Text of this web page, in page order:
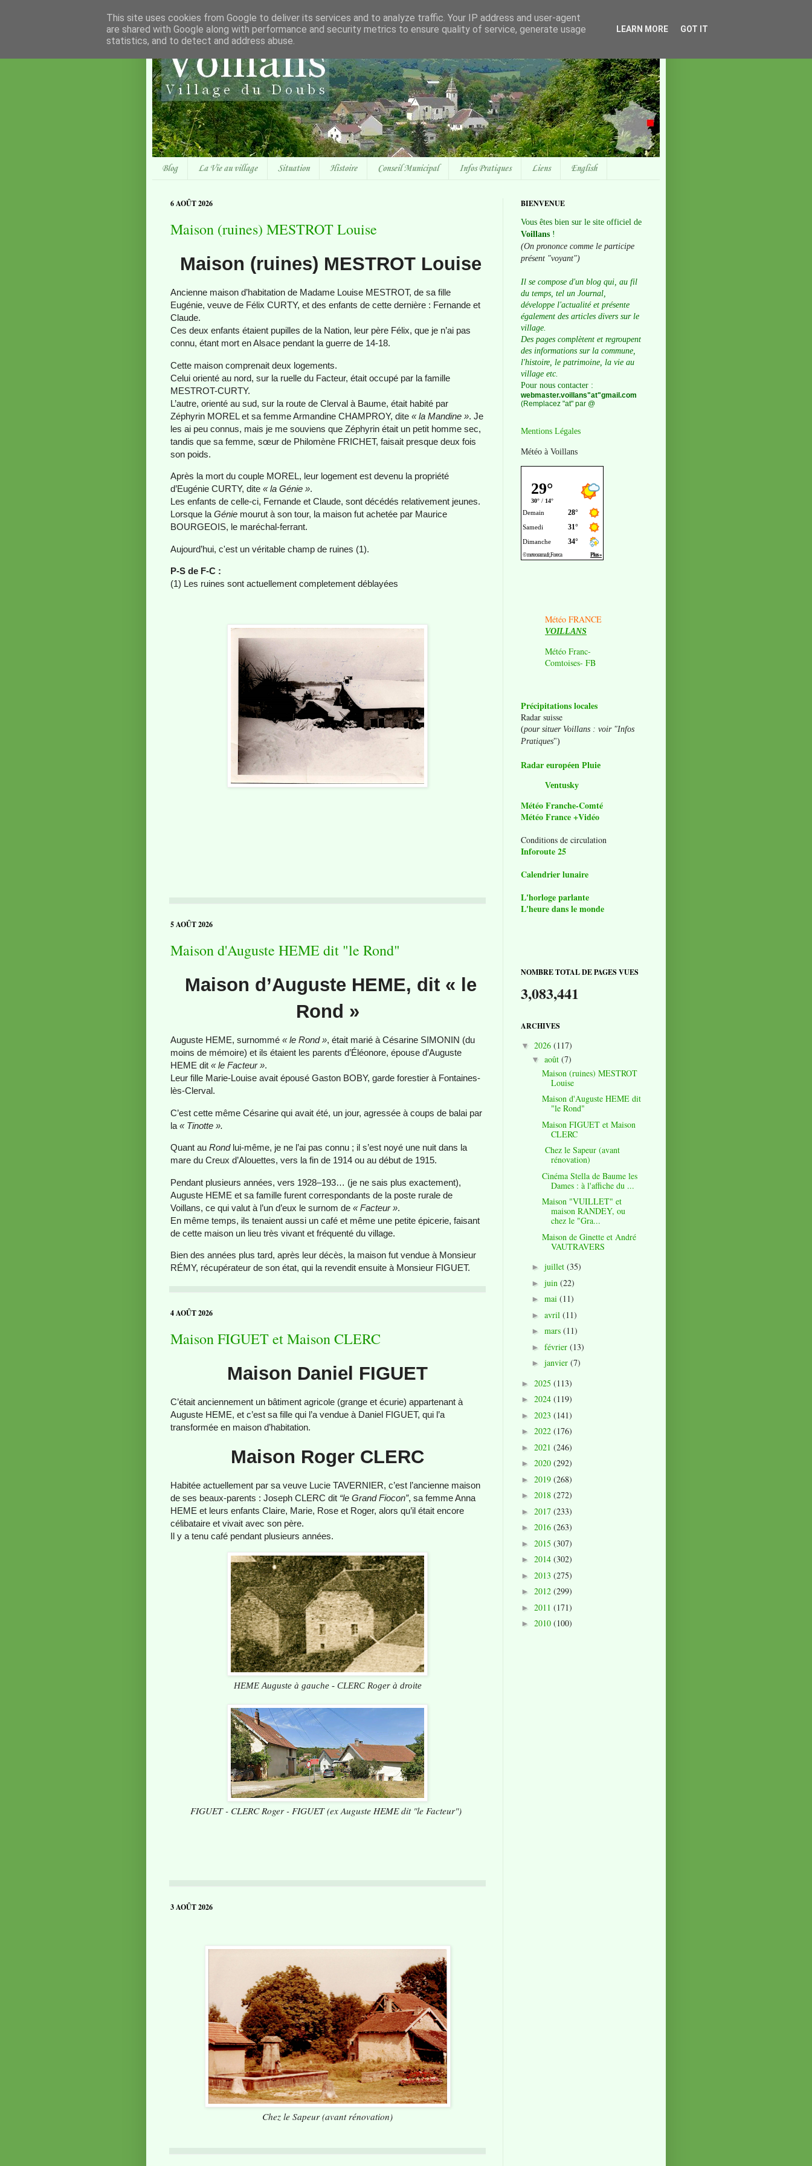
Blog La Vie au village Situation Histoire Conseil Municipal Infos Pratiques Liens English
6 AOÛT 2026
Maison (ruines) MESTROT Louise
Maison (ruines) MESTROT Louise
Ancienne maison d’habitation de Madame Louise MESTROT, de sa fille
Eugénie, veuve de Félix CURTY, et des enfants de cette dernière : Fernande et
Claude.
Ces deux enfants étaient pupilles de la Nation, leur père Félix, que je n’ai pas
connu, étant mort en Alsace pendant la guerre de 14-18.
Cette maison comprenait deux logements.
Celui orienté au nord, sur la ruelle du Facteur, était occupé par la famille
MESTROT-CURTY.
L’autre, orienté au sud, sur la route de Clerval à Baume, était habité par
Zéphyrin MOREL et sa femme Armandine CHAMPROY, dite « la Mandine ». Je
les ai peu connus, mais je me souviens que Zéphyrin était un petit homme sec,
tandis que sa femme, sœur de Philomène FRICHET, faisait presque deux fois
son poids.
Après la mort du couple MOREL, leur logement est devenu la propriété
d’Eugénie CURTY, dite « la Génie ».
Les enfants de celle-ci, Fernande et Claude, sont décédés relativement jeunes.
Lorsque la Génie mourut à son tour, la maison fut achetée par Maurice
BOURGEOIS, le maréchal-ferrant.
Aujourd’hui, c'est un véritable champ de ruines (1).
P-S de F-C :
(1) Les ruines sont actuellement completement déblayées
5 AOÛT 2026
Maison d'Auguste HEME dit "le Rond"
Maison d’Auguste HEME, dit « le
Rond »
Auguste HEME, surnommé « le Rond », était marié à Césarine SIMONIN (du
moins de mémoire) et ils étaient les parents d’Éléonore, épouse d’Auguste
HEME dit « le Facteur ».
Leur fille Marie-Louise avait épousé Gaston BOBY, garde forestier à Fontaines-
lès-Clerval.
C’est cette même Césarine qui avait été, un jour, agressée à coups de balai par
la « Tinotte ».
Quant au Rondlui-même, je ne l’ai pas connu ; il s’est noyé une nuit dans la
mare du Creux d’Alouettes, vers la fin de 1914 ou au début de 1915.
Pendant plusieurs années, vers 1928–193… (je ne sais plus exactement),
Auguste HEME et sa famille furent correspondants de la poste rurale de
Voillans, ce qui valut à l’un d’eux le surnom de « Facteur ».
En même temps, ils tenaient aussi un café et même une petite épicerie, faisant
de cette maison un lieu très vivant et fréquenté du village.
Bien des années plus tard, après leur décès, la maison fut vendue à Monsieur
RÉMY, récupérateur de son état, qui la revendit ensuite à Monsieur FIGUET.
4 AOÛT 2026
Maison FIGUET et Maison CLERC
Maison Daniel FIGUET
C’était anciennement un bâtiment agricole (grange et écurie) appartenant à
Auguste HEME, et c’est sa fille qui l’a vendue à Daniel FIGUET, qui l’a
transformée en maison d’habitation.
Maison Roger CLERC
Habitée actuellement par sa veuve Lucie TAVERNIER, c’est l’ancienne maison
de ses beaux-parents : Joseph CLERC dit “le Grand Fiocon”, sa femme Anna
HEME et leurs enfants Claire, Marie, Rose et Roger, alors qu’il était encore
célibataire et vivait avec son père.
Il y a tenu café pendant plusieurs années.
HEME Auguste à gauche - CLERC Roger à droite
FIGUET - CLERC Roger - FIGUET (ex Auguste HEME dit "le Facteur")
3 AOÛT 2026
Chez le Sapeur (avant rénovation)
BIENVENUE
Vous êtes bien sur le site officiel de
Voillans !
(On prononce comme le participe
présent "voyant")
Il se compose d'un blog qui, au fil
du temps, tel un Journal,
développe l'actualité et présente
également des articles divers sur le
village.
Des pages complètent et regroupent
des informations sur la commune,
l'histoire, le patrimoine, la vie au
village etc.
Pour nous contacter :
webmaster.voillans"at"gmail.com
(Remplacez "at" par @
Mentions Légales
Météo à Voillans
Météo FRANCE
VOILLANS
Météo Franc-
Comtoises- FB
Précipitations locales
Radar suisse
(pour situer Voillans : voir "Infos
Pratiques")
Radar européen Pluie
Ventusky
Météo Franche-Comté
Météo France +Vidéo
Conditions de circulation
Inforoute 25
Calendrier lunaire
L'horloge parlante
L'heure dans le monde
NOMBRE TOTAL DE PAGES VUES
3,083,441
ARCHIVES
▼ 2026 (117)
▼ août (7)
Maison (ruines) MESTROT
Louise
Maison d'Auguste HEME dit
"le Rond"
Maison FIGUET et Maison
CLERC
Chez le Sapeur (avant
rénovation)
Cinéma Stella de Baume les
Dames : à l'affiche du ...
Maison "VUILLET" et
maison RANDEY, ou
chez le "Gra...
Maison de Ginette et André
VAUTRAVERS
► juillet (35)
► juin (22)
► mai (11)
► avril (11)
► mars (11)
► février (13)
► janvier (7)
► 2025 (113)
► 2024 (119)
► 2023 (141)
► 2022 (176)
► 2021 (246)
► 2020 (292)
► 2019 (268)
► 2018 (272)
► 2017 (233)
► 2016 (263)
► 2015 (307)
► 2014 (302)
► 2013 (275)
► 2012 (299)
► 2011 (171)
► 2010 (100)
This site uses cookies from Google to deliver its services and to analyze traffic. Your IP address and user-agent
are shared with Google along with performance and security metrics to ensure quality of service, generate usage
statistics, and to detect and address abuse.
LEARN MORE GOT IT